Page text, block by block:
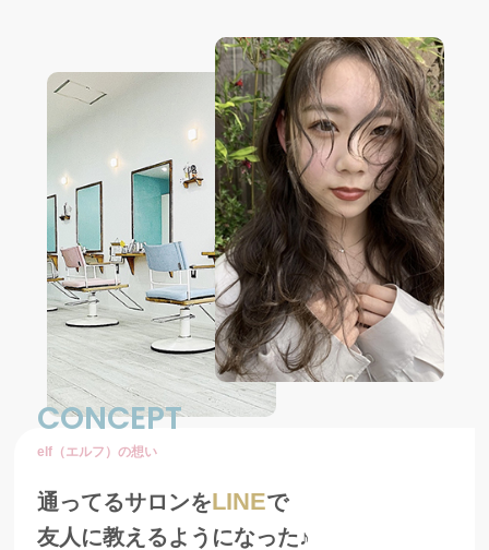
CONCEPT
elf（エルフ）の想い
通ってるサロンをLINEで
友人に教えるようになった♪